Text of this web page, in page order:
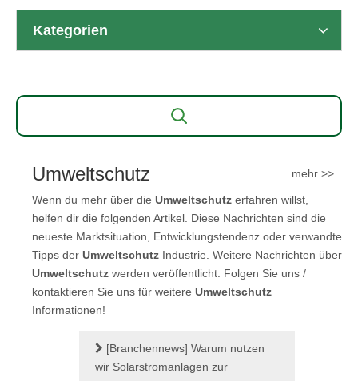
Kategorien
Umweltschutz mehr >>
Wenn du mehr über die Umweltschutz erfahren willst,
helfen dir die folgenden Artikel. Diese Nachrichten sind die
neueste Marktsituation, Entwicklungstendenz oder verwandte
Tipps der Umweltschutz Industrie. Weitere Nachrichten über
Umweltschutz werden veröffentlicht. Folgen Sie uns /
kontaktieren Sie uns für weitere Umweltschutz
Informationen!
[Branchennews] Warum nutzen
wir Solarstromanlagen zur